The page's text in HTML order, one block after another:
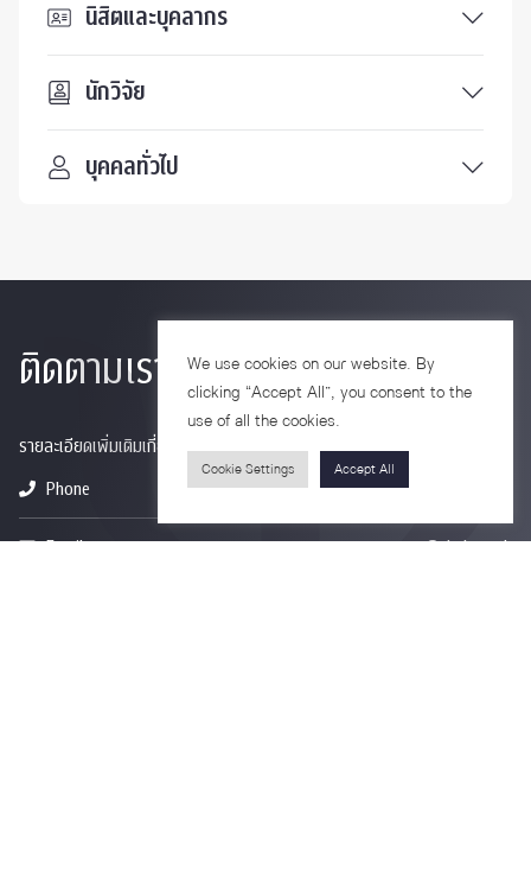
นิสิตและบุคลากร
นักวิจัย
บุคคลทั่วไป
ติดตามเรา
รายละเอียดเพิ่มเติมเกี่ยวกับคณะ ติดตามข่าวสารคณะ
Phone
Email psy@chula.ac.th
We use cookies on our website. By
clicking “Accept All”, you consent to the
use of all the cookies.
Cookie Settings Accept All